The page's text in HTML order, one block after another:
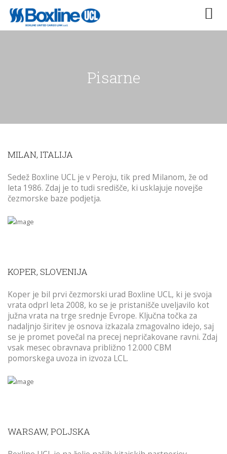
Pisarne
MILAN, ITALIJA
Sedež Boxline UCL je v Peroju, tik pred Milanom, že od
leta 1986. Zdaj je to tudi središče, ki usklajuje novejše
čezmorske baze podjetja.
KOPER, SLOVENIJA
Koper je bil prvi čezmorski urad Boxline UCL, ki je svoja
vrata odprl leta 2008, ko se je pristanišče uveljavilo kot
južna vrata na trge srednje Evrope. Ključna točka za
nadaljnjo širitev je osnova izkazala zmagovalno idejo, saj
se je promet povečal na precej nepričakovane ravni. Zdaj
vsak mesec obravnava približno 12.000 CBM
pomorskega uvoza in izvoza LCL.
WARSAW, POLJSKA